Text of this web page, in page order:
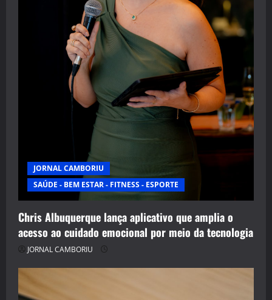
JORNAL CAMBORIU
SAÚDE - BEM ESTAR - FITNESS - ESPORTE
Chris Albuquerque lança aplicativo que amplia o
acesso ao cuidado emocional por meio da tecnologia
JORNAL CAMBORIU